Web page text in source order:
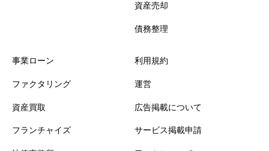
資産売却
債務整理
事業ローン
ファクタリング
資産買取
フランチャイズ
利用規約
運営
広告掲載について
サービス掲載申請